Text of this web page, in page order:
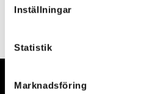
Inställningar
Statistik
Marknadsföring